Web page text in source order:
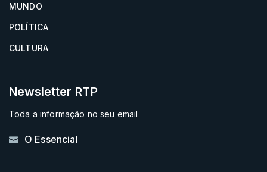
MUNDO
POLÍTICA
CULTURA
Newsletter RTP
Toda a informação no seu email
O Essencial